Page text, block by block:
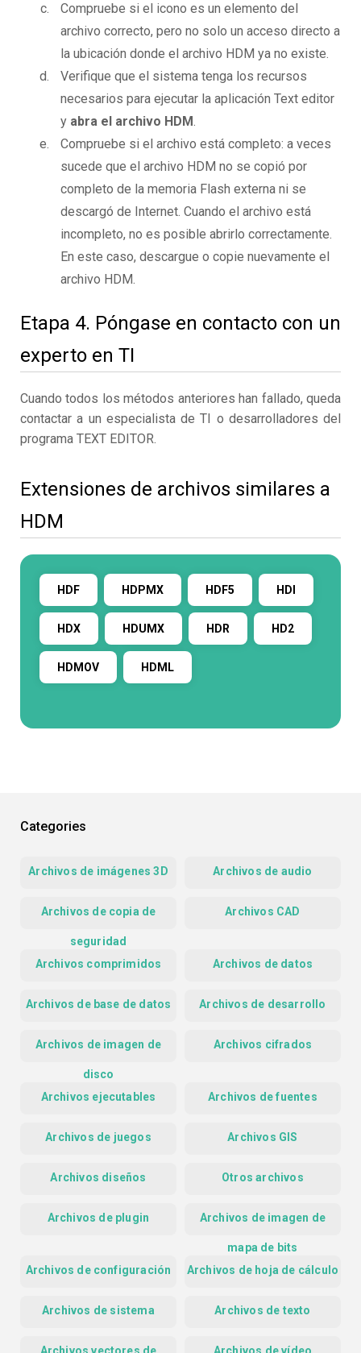
Compruebe si el icono es un elemento del
archivo correcto, pero no solo un acceso directo a
la ubicación donde el archivo HDM ya no existe.
Verifique que el sistema tenga los recursos
necesarios para ejecutar la aplicación Text editor
y abra el archivo HDM.
Compruebe si el archivo está completo: a veces
sucede que el archivo HDM no se copió por
completo de la memoria Flash externa ni se
descargó de Internet. Cuando el archivo está
incompleto, no es posible abrirlo correctamente.
En este caso, descargue o copie nuevamente el
archivo HDM.
Etapa 4. Póngase en contacto con un
experto en TI
Cuando todos los métodos anteriores han fallado, queda
contactar a un especialista de TI o desarrolladores del
programa TEXT EDITOR.
Extensiones de archivos similares a
HDM
HDF HDPMX HDF5 HDI
HDX HDUMX HDR HD2
HDMOV HDML
Categories
Archivos de imágenes 3D Archivos de audio
Archivos de copia de
seguridad
Archivos CAD
Archivos comprimidos Archivos de datos
Archivos de base de datos Archivos de desarrollo
Archivos de imagen de
disco
Archivos cifrados
Archivos ejecutables Archivos de fuentes
Archivos de juegos Archivos GIS
Archivos diseños Otros archivos
Archivos de plugin Archivos de imagen de
mapa de bits
Archivos de configuración
Archivos de hoja de cálculo
Archivos de sistema Archivos de texto